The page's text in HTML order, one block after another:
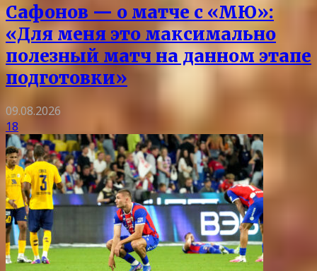
Сафонов — о матче с «МЮ»:
«Для меня это максимально
полезный матч на данном этапе
подготовки»
09.08.2026
18